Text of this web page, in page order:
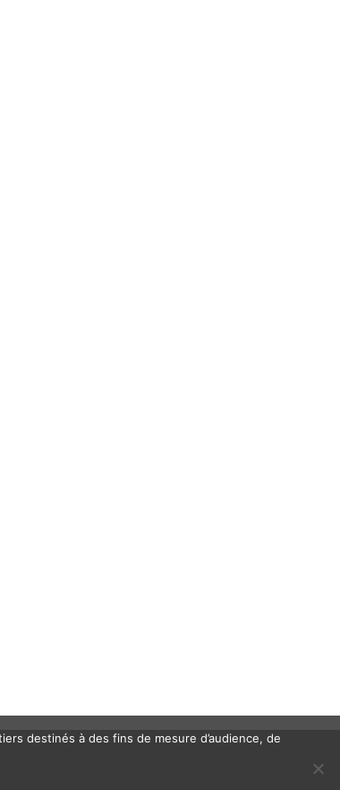
destinés à des fins de mesure d’audience, de